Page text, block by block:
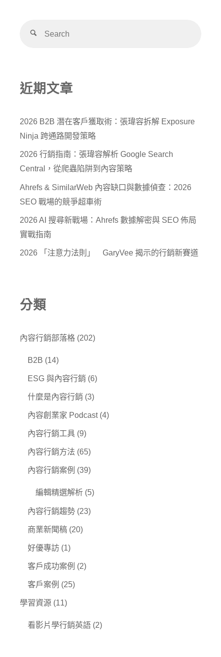
近期文章
2026 B2B 潛在客戶獲取術：張瑋容拆解 Exposure
Ninja 跨通路開發策略
2026 行銷指南：張瑋容解析 Google Search
Central，從爬蟲陷阱到內容策略
Ahrefs & SimilarWeb 內容缺口與數據偵查：2026
SEO 戰場的競爭超車術
2026 AI 搜尋新戰場：Ahrefs 數據解密與 SEO 佈局
實戰指南
2026 「注意力法則」 GaryVee 揭示的行銷新賽道
分類
內容行銷部落格 (202)
B2B (14)
ESG 與內容行銷 (6)
什麼是內容行銷 (3)
內容創業家 Podcast(4)
內容行銷工具 (9)
內容行銷方法 (65)
內容行銷案例 (39)
編輯精選解析 (5)
內容行銷趨勢 (23)
商業新聞稿 (20)
好優專訪 (1)
客戶成功案例 (2)
客戶案例 (25)
學習資源 (11)
看影片學行銷英語 (2)